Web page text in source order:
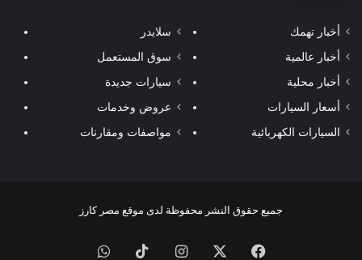
أخبار تهمك
أخبار عالمية
أخبار محلية
أسعار السيارات
السيارات الكهربائية
سلايدر
سوق المستعمل
سيارات جديدة
عروض وخدمات
مواصفات ومقارنات
جميع حقوق النشر محفوظة لدى موقع مصر كارز
فيسبوك انستقرام‫TikTokواتساب